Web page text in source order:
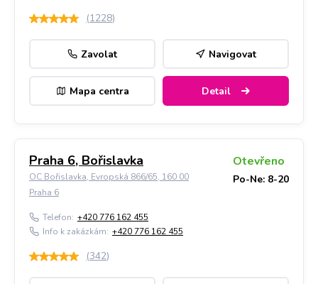
(1228)
Zavolat Navigovat
Mapa centra Detail
Praha 6, Bořislavka
OC Bořislavka, Evropská 866/65, 160 00
Praha 6
Otevřeno
Po-Ne: 8-20
Telefon: +420 776 162 455
Info k zakázkám: +420 776 162 455
(342)